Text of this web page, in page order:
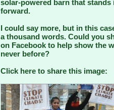
solar-powered barn that
forward.
I could say more, but in this
a thousand words. Could you
on Facebook to help show the
never before?
Click here to share this image: